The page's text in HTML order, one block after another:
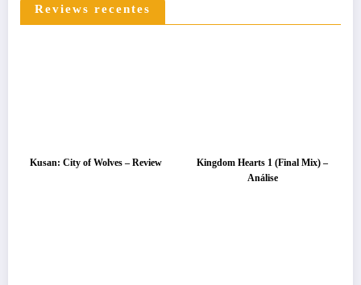
Reviews recentes
Kusan: City of Wolves – Review
Kingdom Hearts 1 (Final Mix) –
Análise